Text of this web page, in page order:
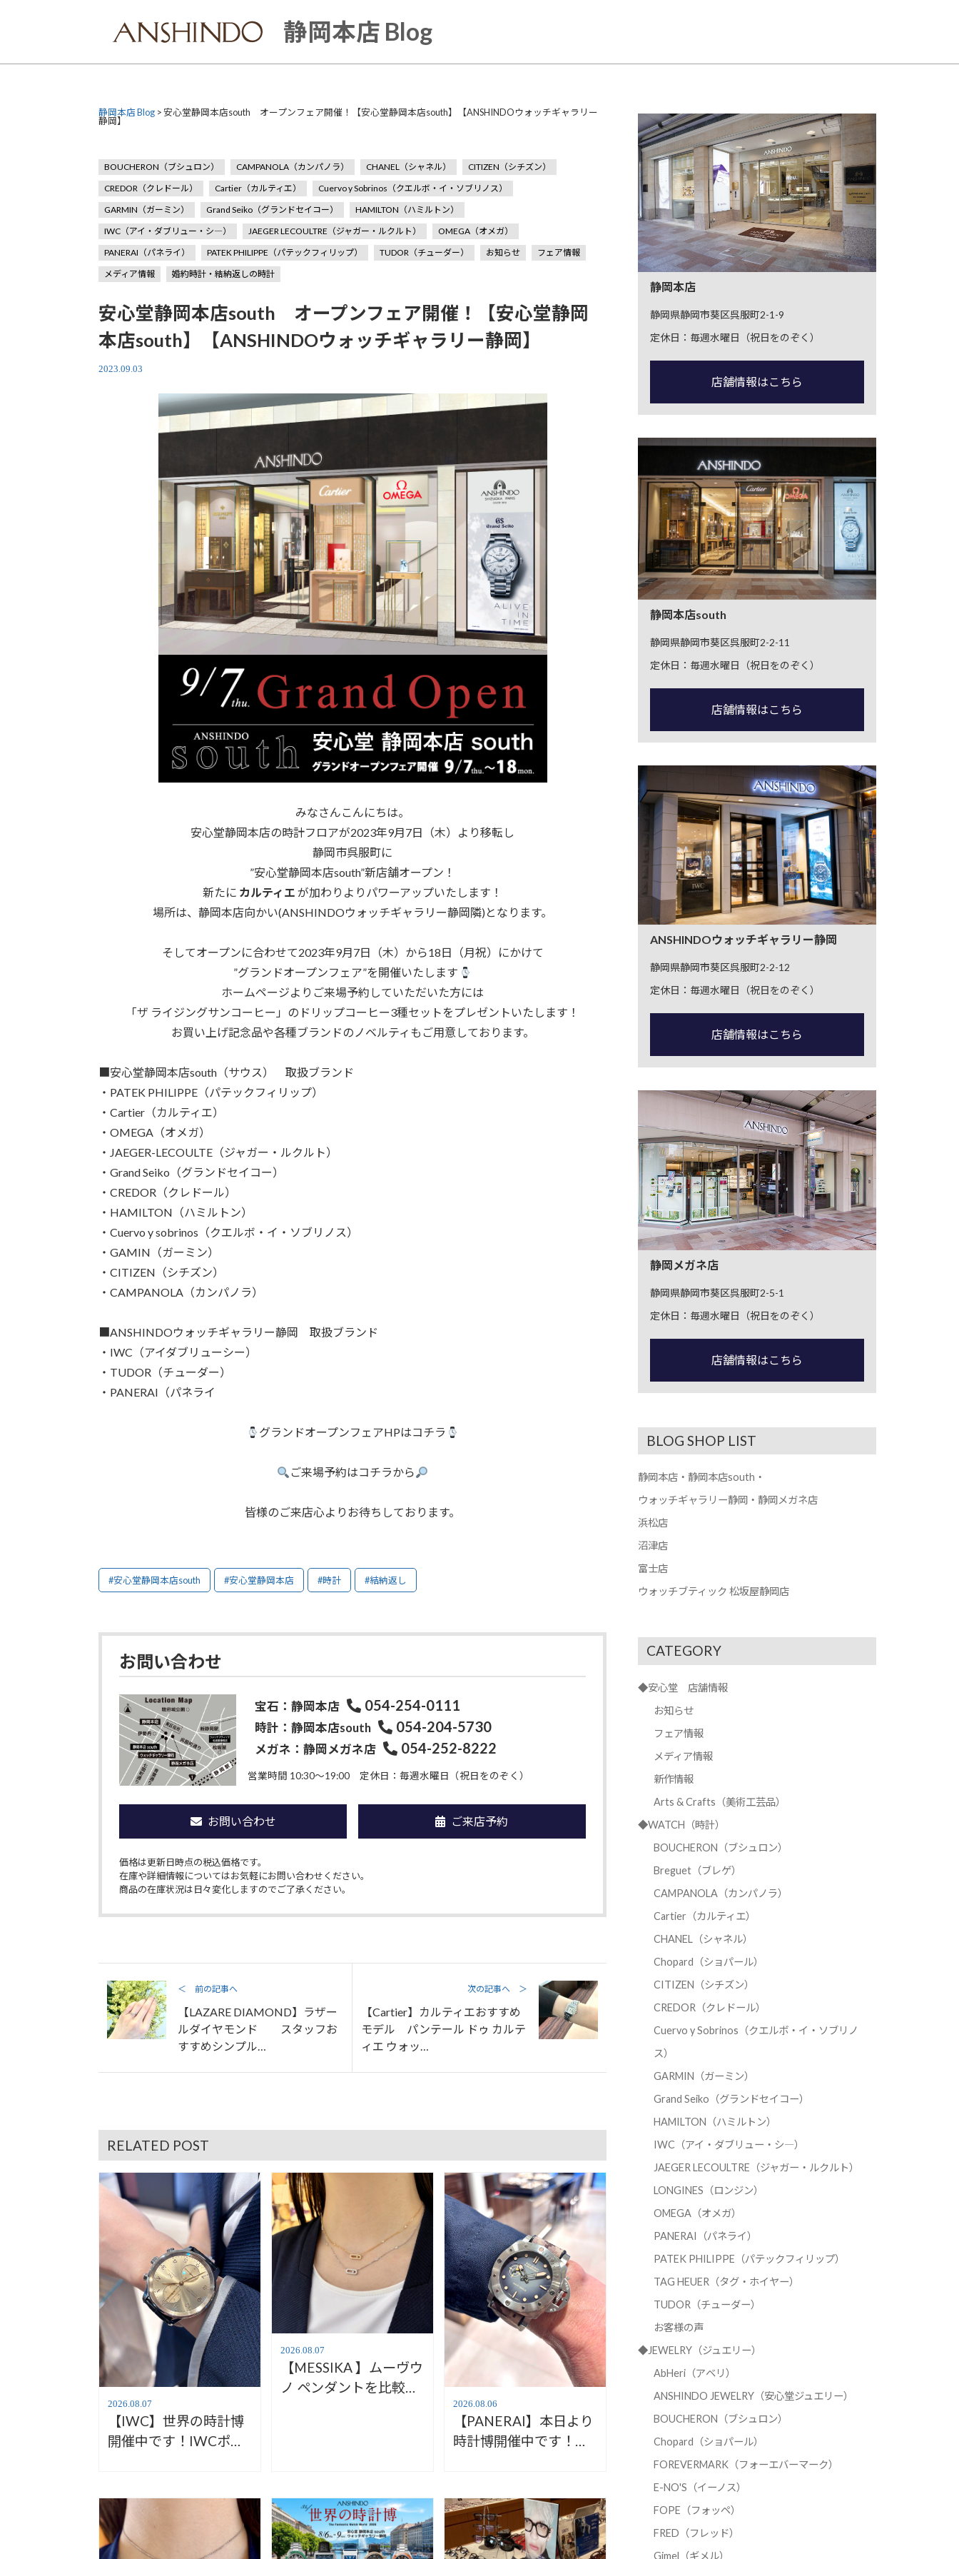
静岡本店 Blog
静岡本店 Blog >安心堂静岡本店south オープンフェア開催！【安心堂静岡本店south】【ANSHINDOウォッチギャラリー
静岡】
BOUCHERON（ブシュロン） CAMPANOLA（カンパノラ） CHANEL（シャネル）
CITIZEN（シチズン）
CREDOR（クレドール）
Cartier（カルティエ）
Cuervo y Sobrinos（クエルボ・イ・ソブリノス）
GARMIN（ガーミン）
Grand Seiko（グランドセイコー）
HAMILTON（ハミルトン）
IWC（アイ・ダブリュー・シ―）
JAEGER LECOULTRE（ジャガー・ルクルト）
OMEGA（オメガ）
PANERAI（パネライ）
PATEK PHILIPPE（パテックフィリップ） TUDOR（チューダー） お知らせ
フェア情報
メディア情報
婚約時計・結納返しの時計
安心堂静岡本店south オープンフェア開催！【安心堂静岡
本店south】【ANSHINDOウォッチギャラリー静岡】
2023.09.03
みなさんこんにちは。
安心堂静岡本店の時計フロアが2023年9月7日（木）より移転し
静岡市呉服町に
”安心堂静岡本店south”新店舗オープン！
新たに カルティエ が加わりよりパワーアップいたします！
場所は、静岡本店向かい(ANSHINDOウォッチギャラリー静岡隣)となります。
そしてオープンに合わせて2023年9月7日（木）から18日（月祝）にかけて
”グランドオープンフェア”を開催いたします
ホームページよりご来場予約していただいた方には
「ザ ライジングサンコーヒー」のドリップコーヒー3種セットをプレゼントいたします！
お買い上げ記念品や各種ブランドのノベルティもご用意しております。
■安心堂静岡本店south（サウス） 取扱ブランド
・PATEK PHILIPPE（パテックフィリップ）
・Cartier（カルティエ）
・OMEGA（オメガ）
・JAEGER-LECOULTE（ジャガー・ルクルト）
・Grand Seiko（グランドセイコー）
・CREDOR（クレドール）
・HAMILTON（ハミルトン）
・Cuervo y sobrinos（クエルボ・イ・ソブリノス）
・GAMIN（ガーミン）
・CITIZEN（シチズン）
・CAMPANOLA（カンパノラ）
■ANSHINDOウォッチギャラリー静岡 取扱ブランド
・IWC（アイダブリューシー）
・TUDOR（チューダー）
・PANERAI（パネライ
グランドオープンフェアHPはコチラ
ご来場予約はコチラから
皆様のご来店心よりお待ちしております。
#安心堂静岡本店south #安心堂静岡本店 #時計 #結納返し
お問い合わせ
宝石：静岡本店 054-254-0111
時計：静岡本店south 054-204-5730
メガネ：静岡メガネ店 054-252-8222
営業時間 10:30〜19:00 定休日：毎週水曜日（祝日をのぞく）
お問い合わせ ご来店予約
価格は更新日時点の税込価格です。
在庫や詳細情報についてはお気軽にお問い合わせください。
商品の在庫状況は日々変化しますのでご了承ください。
＜ 前の記事へ
【LAZARE DIAMOND】ラザー
ルダイヤモンド スタッフお
すすめシンプル…
次の記事へ ＞
【Cartier】カルティエおすすめ
モデル パンテール ドゥ カルテ
ィエ ウォッ…
RELATED POST
2026.08.07
【IWC】世界の時計博
開催中です！IWCポル
ギャラリー静岡】
2026.08.07
【MESSIKA 】ムーヴウ
ノ ペンダントを比較｜
2026.08.06
【PANERAI】本日より
時計博開催中です！パ
ッチギャラリー静岡】
静岡本店
静岡県静岡市葵区呉服町2-1-9
定休日：毎週水曜日（祝日をのぞく）
店舗情報はこちら
静岡本店south
静岡県静岡市葵区呉服町2-2-11
定休日：毎週水曜日（祝日をのぞく）
店舗情報はこちら
ANSHINDOウォッチギャラリー静岡
静岡県静岡市葵区呉服町2-2-12
定休日：毎週水曜日（祝日をのぞく）
店舗情報はこちら
静岡メガネ店
静岡県静岡市葵区呉服町2-5-1
定休日：毎週水曜日（祝日をのぞく）
店舗情報はこちら
BLOG SHOP LIST
静岡本店・静岡本店south・
ウォッチギャラリー静岡・静岡メガネ店
浜松店
沼津店
富士店
ウォッチブティック 松坂屋静岡店
CATEGORY
◆安心堂 店舗情報
お知らせ
フェア情報
メディア情報
新作情報
Arts & Crafts（美術工芸品）
◆WATCH（時計）
BOUCHERON（ブシュロン）
Breguet（ブレゲ）
CAMPANOLA（カンパノラ）
Cartier（カルティエ）
CHANEL（シャネル）
Chopard（ショパール）
CITIZEN（シチズン）
CREDOR（クレドール）
Cuervo y Sobrinos（クエルボ・イ・ソブリノ
ス）
GARMIN（ガーミン）
Grand Seiko（グランドセイコー）
HAMILTON（ハミルトン）
IWC（アイ・ダブリュー・シ―）
JAEGER LECOULTRE（ジャガー・ルクルト）
LONGINES（ロンジン）
OMEGA（オメガ）
PANERAI（パネライ）
PATEK PHILIPPE（パテックフィリップ）
TAG HEUER（タグ・ホイヤー）
TUDOR（チューダー）
お客様の声
◆JEWELRY（ジュエリー）
AbHeri（アベリ）
ANSHINDO JEWELRY（安心堂ジュエリー）
BOUCHERON（ブシュロン）
Chopard（ショパール）
FOREVERMARK（フォーエバーマーク）
E-NO'S（イーノス）
FOPE（フォッペ）
FRED（フレッド）
Gimel（ギメル）